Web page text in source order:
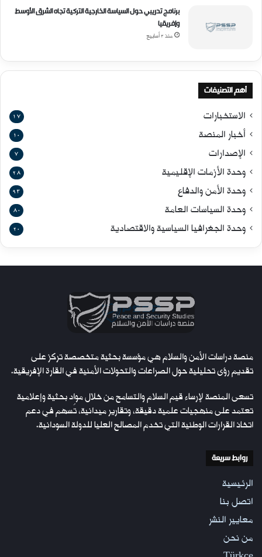
برنامج تدريبي حول السياسة الخارجية التركية تجاه الشرق الأوسط
وإفريقيا
منذ 3 أسابيع
أهم التصنيفات
الاستخبارات 17
أخبار المنصة 10
الإصدارات 7
وحدة الأزمات الإقليمية 28
وحدة الأمن والدفاع 93
وحدة السياسات العامة 80
وحدة الجغرافيا السياسية والاقتصادية 20
منصة دراسات الأمن والسلام هي مؤسسة بحثية متخصصة تركز على
تقديم رؤى تحليلية حول الصراعات والتحولات الأمنية في القارة الإفريقية.
تسعى المنصة لإرساء قيم السلام والتسامح من خلال مواد بحثية وإعلامية
تعتمد على منهجيات علمية دقيقة، وتقارير ميدانية، تُسهم في دعم
اتخاذ القرارات الوطنية التي تخدم المصالح العليا للدولة السودانية.
روابط سريعة
الرئيسية
اتصل بنا
معايير النشر
من نحن